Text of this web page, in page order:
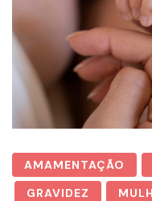
AMAMENTAÇÃO
GRAVIDEZ